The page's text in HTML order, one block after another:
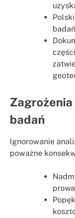
badań
Ignorowanie
poważne